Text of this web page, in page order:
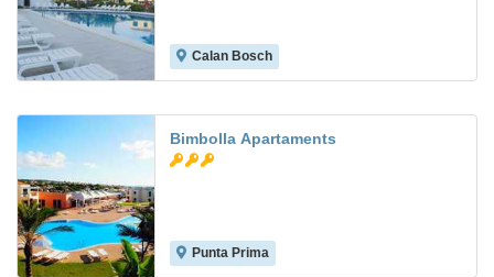
Calan Bosch
Bimbolla Apartaments
Punta Prima